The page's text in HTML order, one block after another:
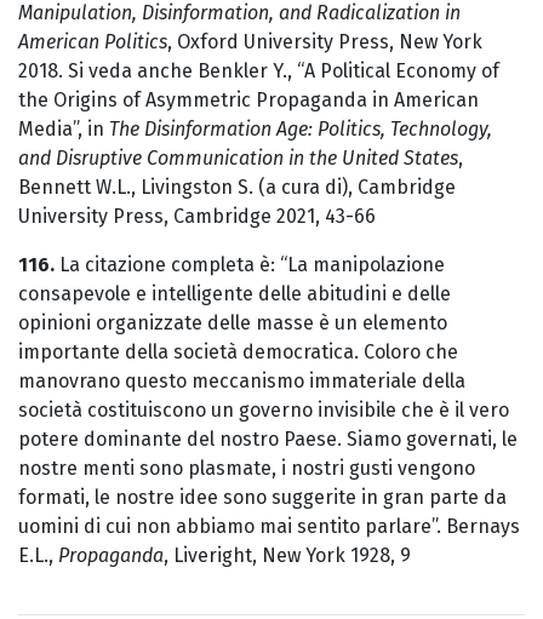
Manipulation, Disinformation, and Radicalization in
American Politics, Oxford University Press, New York
2018. Si veda anche Benkler Y., “A Political Economy of
the Origins of Asymmetric Propaganda in American
Media”, in The Disinformation Age: Politics, Technology,
and Disruptive Communication in the United States,
Bennett W.L., Livingston S. (a cura di), Cambridge
University Press, Cambridge 2021, 43-66
116. La citazione completa è: “La manipolazione
consapevole e intelligente delle abitudini e delle
opinioni organizzate delle masse è un elemento
importante della società democratica. Coloro che
manovrano questo meccanismo immateriale della
società costituiscono un governo invisibile che è il vero
potere dominante del nostro Paese. Siamo governati, le
nostre menti sono plasmate, i nostri gusti vengono
formati, le nostre idee sono suggerite in gran parte da
uomini di cui non abbiamo mai sentito parlare”. Bernays
E.L., Propaganda, Liveright, New York 1928, 9